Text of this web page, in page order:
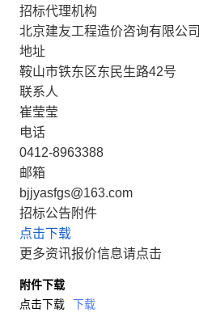
招标代理机构
北京建友工程造价咨询有限公司
地址
鞍山市铁东区东民生路42号
联系人
崔莹莹
电话
0412-8963388
邮箱
bjjyasfgs@163.com
招标公告附件
点击下载
更多资讯报价信息请点击
附件下载
点击下载
下载